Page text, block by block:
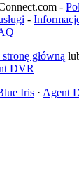
-
-
główną
DVR
Iris · Agent